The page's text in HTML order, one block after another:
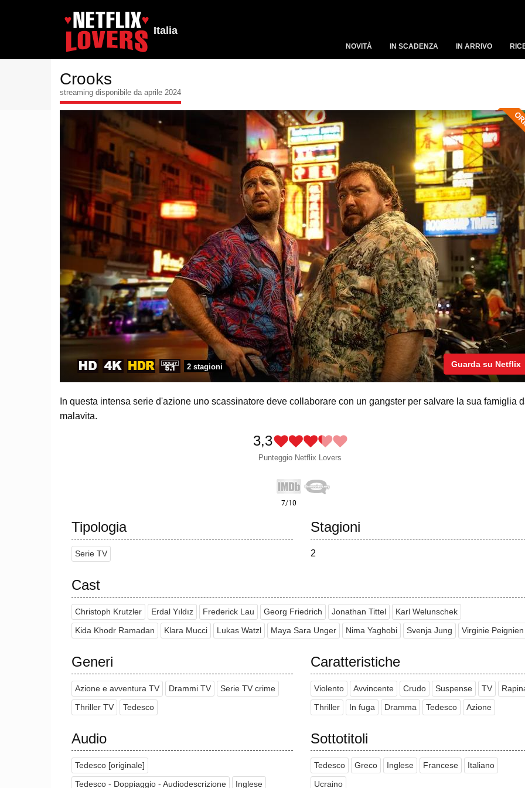
Italia
NOVITÀ IN SCADENZA IN ARRIVO
Crooks
streaming disponibile da aprile 2024
2 stagioni Guarda su Netflix
In questa intensa serie d'azione uno scassinatore deve collaborare con un gangster per salvare la sua famiglia
malavita.
3,3
Punteggio Netflix Lovers
Tipologia
Serie TV
Stagioni
2
Cast
Christoph Krutzler Erdal Yıldız Frederick Lau Georg Friedrich Jonathan Tittel Karl Welunschek
Kida Khodr Ramadan Klara Mucci Lukas Watzl Maya Sara Unger Nima Yaghobi Svenja Jung Virginie Peignien
Generi
Azione e avventura TV Drammi TV Serie TV crime
Thriller TV Tedesco
Caratteristiche
Violento Avvincente Crudo Suspense TV
Thriller In fuga Dramma Tedesco Azione
Audio
Tedesco [originale]
Tedesco - Doppiaggio - Audiodescrizione Inglese
Sottotitoli
Tedesco Greco Inglese Francese Italiano
Ucraino